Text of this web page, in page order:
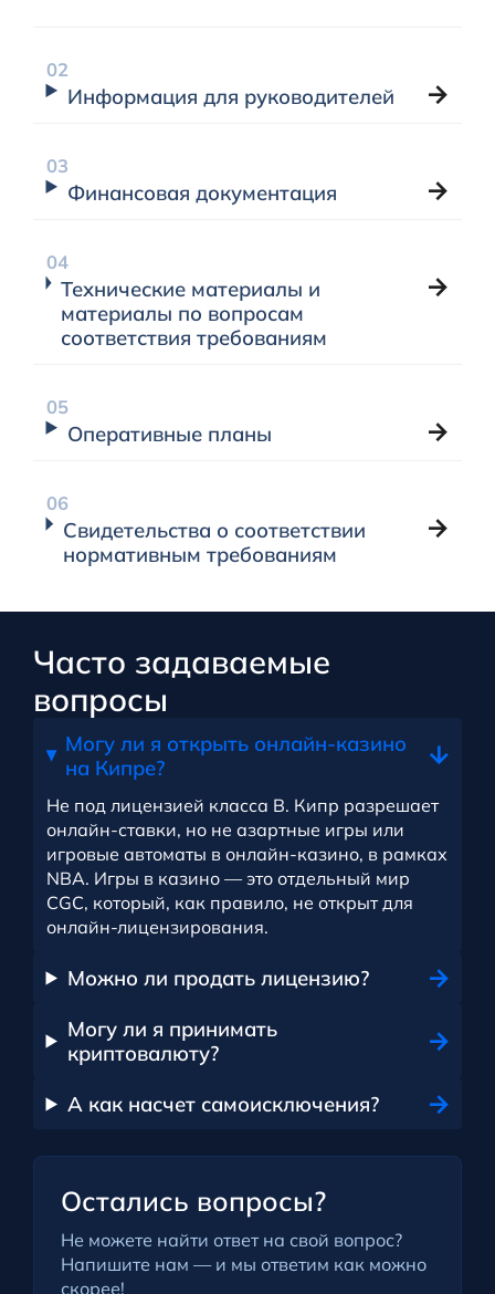
Информация для руководителей
Финансовая документация
Технические материалы и
материалы по вопросам
соответствия требованиям
Оперативные планы
Свидетельства о соответствии
нормативным требованиям
Часто задаваемые
вопросы
Могу ли я открыть онлайн-казино
на Кипре?
Не под лицензией класса B. Кипр разрешает
онлайн-ставки, но не азартные игры или
игровые автоматы в онлайн-казино, в рамках
NBA. Игры в казино — это отдельный мир
CGC, который, как правило, не открыт для
онлайн-лицензирования.
Можно ли продать лицензию?
Могу ли я принимать
криптовалюту?
А как насчет самоисключения?
Остались вопросы?
Не можете найти ответ на свой вопрос?
Напишите нам — и мы ответим как можно
скорее!